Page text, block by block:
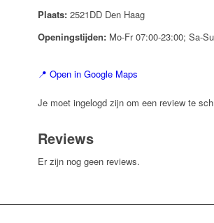
Plaats:2521DD Den Haag
Openingstijden:Mo-Fr 07:00-23:00; Sa-
📍 Open in Google Maps
Je moet ingelogd zijn om een review te
Reviews
Er zijn nog geen reviews.